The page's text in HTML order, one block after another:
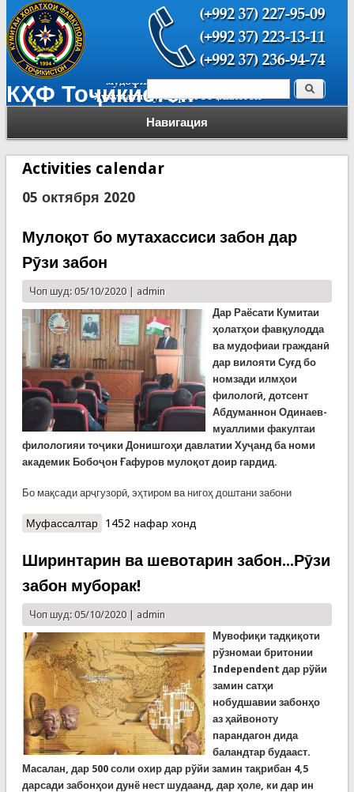
КҲФ Тоҷикистон
Навигация
Форма поиска Поиск
Activities calendar
05 октября 2020
Мулоқот бо мутахассиси забон дар
Рӯзи забон
Чоп шуд: 05/10/2020 | admin
Дар Раёсати Кумитаи
ҳолатҳои фавқулодда
ва мудофиаи гражданӣ
дар вилояти Суғд бо
номзади илмҳои
филологӣ, дотсент
Абдуманнон Одинаев-
муаллими факултаи
филологияи тоҷики Донишгоҳи давлатии Хуҷанд ба номи
академик Бобоҷон Ғафуров мулоқот доир гардид.
Бо мақсади арҷгузорӣ, эҳтиром ва нигоҳ доштани забони
Муфассалтаро Мулоқот бо мутахассиси забон дар Рӯзи забон
1452 нафар хонд
Ширинтарин ва шевотарин забон...Рӯзи
забон муборак!
Чоп шуд: 05/10/2020 | admin
Мувофиқи тадқиқоти
рўзномаи бритонии
Independent дар рўйи
замин сатҳи
нобудшавии забонҳо
аз ҳайвоноту
парандагон дида
баландтар будааст.
Масалан, дар 500 соли охир дар рўйи замин тақрибан 4,5
дарсади забонҳои дунё нест шудаанд, дар ҳоле, ки дар ин